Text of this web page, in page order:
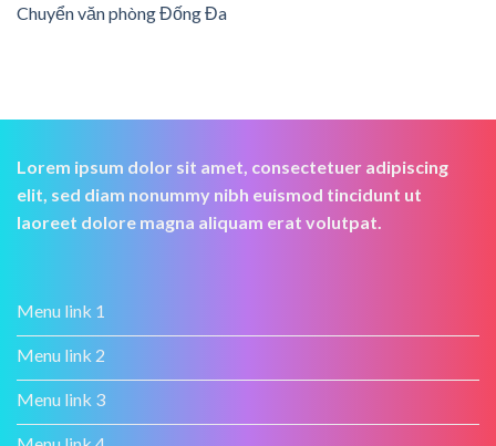
Chuyển văn phòng Đống Đa
Lorem ipsum dolor sit amet, consectetuer adipiscing
elit, sed diam nonummy nibh euismod tincidunt ut
laoreet dolore magna aliquam erat volutpat.
Menu link 1
Menu link 2
Menu link 3